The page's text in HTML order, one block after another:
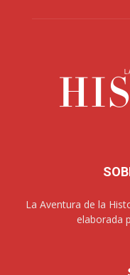
La Aventura de la
elaborada